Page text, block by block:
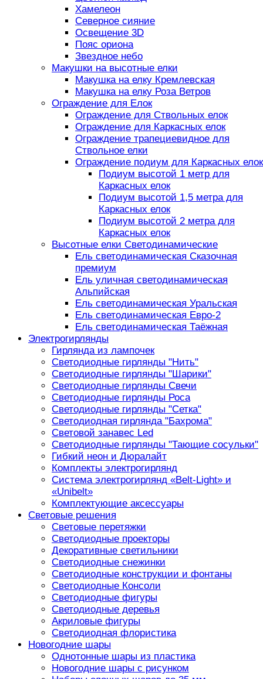
Хамелеон
Северное сияние
Освещение 3D
Пояс ориона
Звездное небо
Макушки на высотные елки
Макушка на елку Кремлевская
Макушка на елку Роза Ветров
Ограждение для Елок
Ограждение для Ствольных елок
Ограждение для Каркасных елок
Ограждение трапециевидное для
Ствольное елки
Ограждение подиум для Каркасных елок
Подиум высотой 1 метр для
Каркасных елок
Подиум высотой 1,5 метра для
Каркасных елок
Подиум высотой 2 метра для
Каркасных елок
Высотные елки Светодинамические
Ель светодинамическая Сказочная
премиум
Ель уличная светодинамическая
Альпийская
Ель светодинамическая Уральская
Ель светодинамическая Евро-2
Ель светодинамическая Таёжная
Электрогирлянды
Гирлянда из лампочек
Светодиодные гирлянды "Нить"
Светодиодные гирлянды "Шарики"
Светодиодные гирлянды Свечи
Светодиодные гирлянды Роса
Светодиодные гирлянды "Сетка"
Светодиодная гирлянда "Бахрома"
Световой занавес Led
Светодиодные гирлянды "Тающие сосульки"
Гибкий неон и Дюралайт
Комплекты электрогирлянд
Система электрогирлянд «Belt-Light» и
«Unibelt»
Комплектующие аксессуары
Световые решения
Световые перетяжки
Светодиодные проекторы
Декоративные светильники
Светодиодные снежинки
Светодиодные конструкции и фонтаны
Светодиодные Консоли
Светодиодные фигуры
Светодиодные деревья
Акриловые фигуры
Светодиодная флористика
Новогодние шары
Однотонные шары из пластика
Новогодние шары с рисунком